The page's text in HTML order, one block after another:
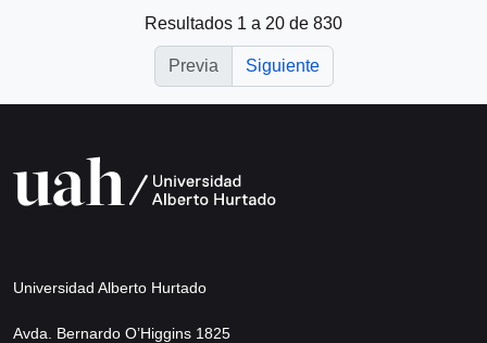
Resultados 1 a 20 de 830
Previa Siguiente
Universidad Alberto Hurtado
Avda. Bernardo O’Higgins 1825